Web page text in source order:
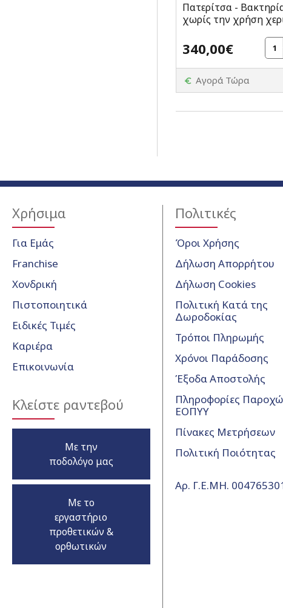
Πατερίτσα -
χωρίς την χρήση
340,00€
Αγορά Τώρα
Χρήσιμα
Για Εμάς
Franchise
Χονδρική
Πιστοποιητικά
Ειδικές Τιμές
Καριέρα
Επικοινωνία
Κλείστε ραντεβού
Με την
ποδολόγο μας
Με το
εργαστήριο
προθετικών &
ορθωτικών
Πολιτικές
Όροι Χρήσης
Δήλωση Απορρήτου
Δήλωση Cookies
Πολιτική Κατά της
Δωροδοκίας
Τρόποι Πληρωμής
Χρόνοι Παράδοσης
Έξοδα Αποστολής
Πληροφορίες
ΕΟΠΥΥ
Πίνακες Μετρήσεων
Πολιτική Ποιότητας
Αρ. Γ.Ε.ΜΗ.